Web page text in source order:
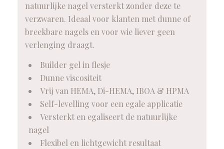
natuurlijke nagel versterkt zonder deze te
verzwaren. Ideaal voor klanten met dunne of
breekbare nagels en voor wie liever geen
verlenging draagt.
Builder gel in flesje
Dunne viscositeit
Vrij van HEMA, Di-HEMA, IBOA & HPMA
Self-levelling voor een egale applicatie
Versterkt en egaliseert de natuurlijke
nagel
Flexibel en lichtgewicht resultaat